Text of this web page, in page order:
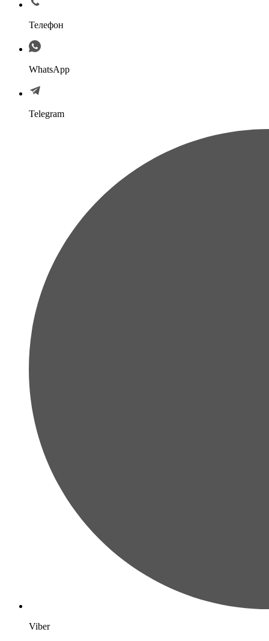
Телефон
WhatsApp
Telegram
Viber